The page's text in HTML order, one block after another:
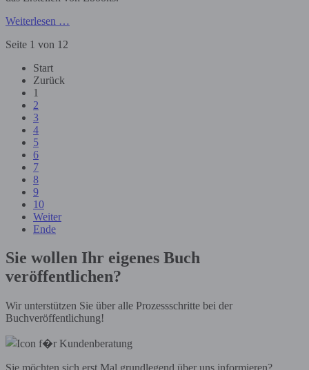
Weiterlesen …
Seite 1 von 12
Start
Zurück
1
2
3
4
5
6
7
8
9
10
Weiter
Ende
Sie wollen Ihr eigenes Buch
veröffentlichen?
Wir unterstützen Sie über alle Prozessschritte bei der
Buchveröffentlichung!